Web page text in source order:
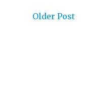
Older Post